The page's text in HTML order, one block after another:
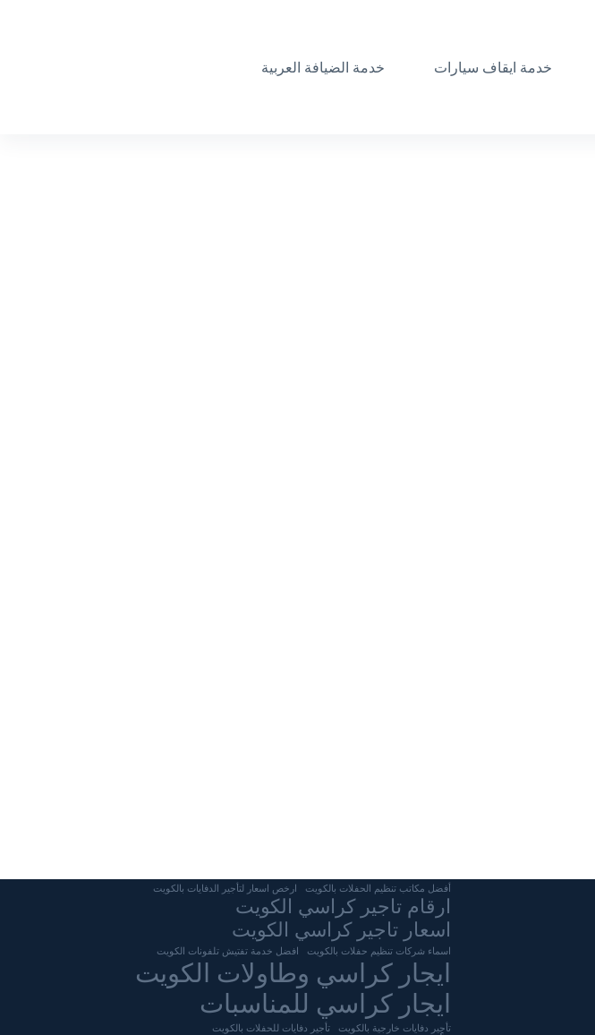
خدمة ايقاف سيارات خدمة الضيافة العربية
أفضل مكاتب تنظيم الحفلات بالكويت ارخص اسعار لتأجير الدفايات بالكويت
ارقام تاجير كراسي الكويت
اسعار تاجير كراسي الكويت
اسماء شركات تنظيم حفلات بالكويت افضل خدمة تفتيش تلفونات الكويت
ايجار كراسي وطاولات الكويت
ايجار كراسي للمناسبات
تأجير دفايات خارجية بالكويت تأجير دفايات للحفلات بالكويت